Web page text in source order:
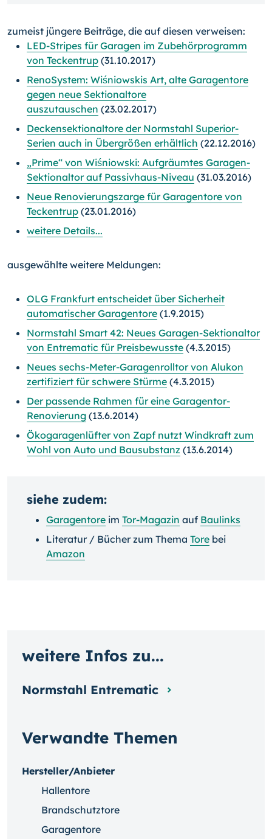
zumeist jüngere Beiträge, die auf diesen verweisen:
LED-Stripes für Garagen im Zubehörprogramm
von Teckentrup (31.10.2017)
RenoSystem: Wiśniowskis Art, alte Garagentore
gegen neue Sektionaltore
auszutauschen (23.02.2017)
Deckensektionaltore der Normstahl Superior-
Serien auch in Übergrößen erhältlich (22.12.2016)
„Prime“ von Wiśniowski: Aufgräumtes Garagen-
Sektionaltor auf Passivhaus-Niveau (31.03.2016)
Neue Renovierungszarge für Garagentore von
Teckentrup (23.01.2016)
weitere Details...
ausgewählte weitere Meldungen:
OLG Frankfurt entscheidet über Sicherheit
automatischer Garagentore (1.9.2015)
Normstahl Smart 42: Neues Garagen-Sektionaltor
von Entrematic für Preisbewusste (4.3.2015)
Neues sechs-Meter-Garagenrolltor von Alukon
zertifiziert für schwere Stürme (4.3.2015)
Der passende Rahmen für eine Garagentor-
Renovierung (13.6.2014)
Ökogaragenlüfter von Zapf nutzt Windkraft zum
Wohl von Auto und Bausubstanz (13.6.2014)
siehe zudem:
Garagentore im Tor-Magazin auf Baulinks
Literatur / Bücher zum Thema Tore bei
Amazon
Verwandte Themen
Hersteller/Anbieter
Hallentore
Brandschutztore
Garagentore
weitere Infos zu...
Normstahl Entrematic